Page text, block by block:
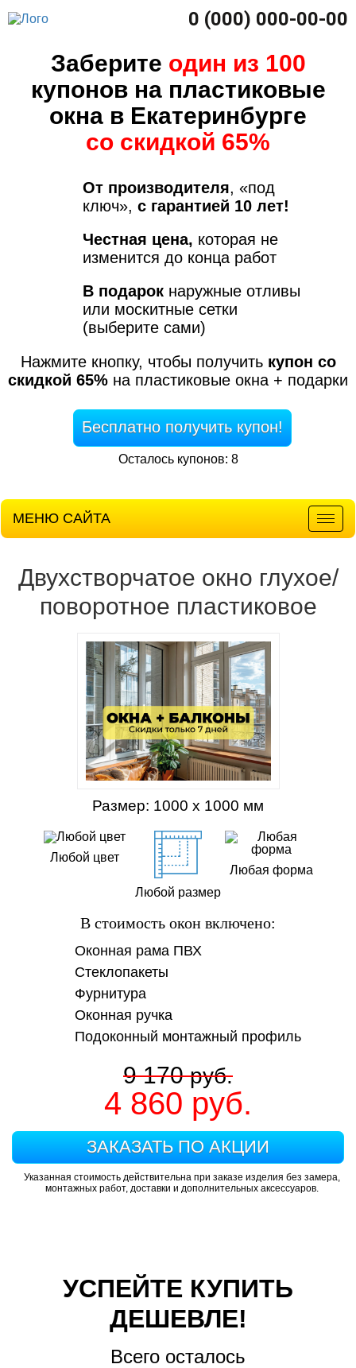
0 (000) 000-00-00
Заберите один из 100
купонов на пластиковые
окна в Екатеринбурге
со скидкой 65%
От производителя, «под
ключ», с гарантией 10 лет!
Честная цена, которая не
изменится до конца работ
В подарок наружные отливы
или москитные сетки
(выберите сами)
Нажмите кнопку, чтобы получить купон со
скидкой 65% на пластиковые окна + подарки
Бесплатно получить купон!
Осталось купонов: 8
МЕНЮ САЙТА
Двухстворчатое окно глухое/
поворотное пластиковое
Размер: 1000 х 1000 мм
Любой цвет
Любой размер
Любая форма
В стоимость окон включено:
Оконная рама ПВХ
Стеклопакеты
Фурнитура
Оконная ручка
Подоконный монтажный профиль
9 170руб.
4 860 руб.
ЗАКАЗАТЬ ПО АКЦИИ
Указанная стоимость действительна при заказе изделия без замера,
монтажных работ, доставки и дополнительных аксессуаров.
УСПЕЙТЕ КУПИТЬ
ДЕШЕВЛЕ!
Всего осталось